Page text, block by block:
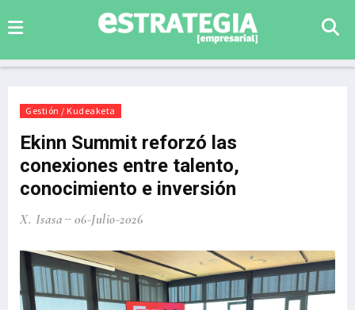
Gestión / Kudeaketa
Ekinn Summit reforzó las
conexiones entre talento,
conocimiento e inversión
X. Isasa 06-Julio-2026